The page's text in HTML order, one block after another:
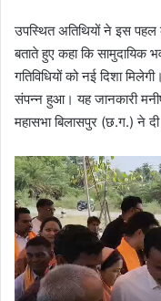
उपस्थित अतिथियों ने इस पहल
बताते हुए कहा कि सामुदायिक
गतिविधियों को नई दिशा
संपन्न हुआ। यह जानकारी मनीष
महासभा बिलासपुर (छ.ग.) ने